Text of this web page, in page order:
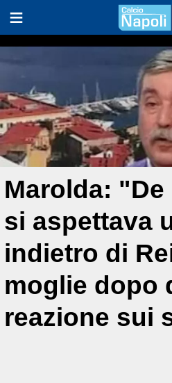
Marolda:
si aspettava
indietro di
moglie dopo
reazione sui